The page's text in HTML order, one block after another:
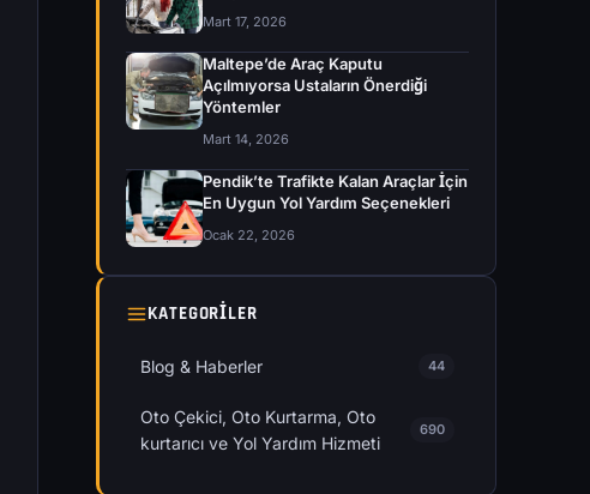
Mart 17, 2026
Maltepe’de Araç Kaputu
Açılmıyorsa Ustaların Önerdiği
Yöntemler
Mart 14, 2026
Pendik’te Trafikte Kalan Araçlar İçin
En Uygun Yol Yardım Seçenekleri
Ocak 22, 2026
KATEGORILER
Blog & Haberler 44
Oto Çekici, Oto Kurtarma, Oto
kurtarıcı ve Yol Yardım Hizmeti
690